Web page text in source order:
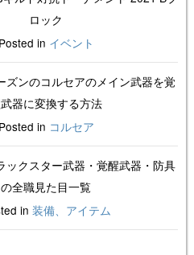
ロック
Posted in イベント
ズンのコルセアのメイン武器を覚
器に変換する方法
Posted in コルセア
ックスター武器・覚醒武器・防具
の全職見た目一覧
in 装備、アイテム